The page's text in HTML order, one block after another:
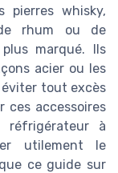
pierres whisky,
rhum ou de
marqué. Ils
acier ou les
éviter tout excès
ces accessoires
réfrigérateur à
utilement le
ce guide sur